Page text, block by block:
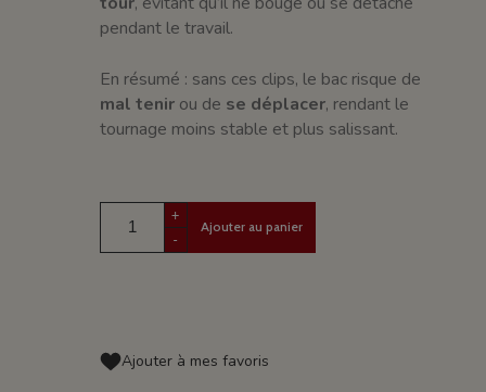
pendant le travail.
En résumé : sans ces clips, le bac risque de
mal tenir ou de se déplacer, rendant le
tournage moins stable et plus salissant.
+
-
Ajouter au panier
Ajouter à mes favoris